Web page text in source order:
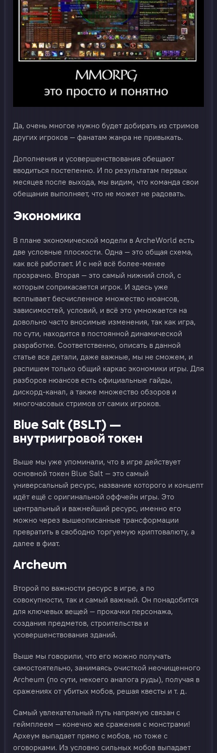
Да, очень многое нужно будет добирать из стримов
других игроков — фанатам жанра не привыкать.
Дополнения и усовершенствования обещают
вводиться постепенно. И по результатам первых
месяцев после выхода, мы видим, что команда свои
обещания выполняет, что не может не радовать.
Экономика
В плане экономической модели в ArcheWorld есть
две условные плоскости. Одна — это общая схема,
как всё работает. И с ней всё более-менее
прозрачно. Вторая — это самый нижний слой, с
которым соприкасается игрок. И здесь уже
всплывает бесчисленное множество нюансов,
зависимостей, условий, и всё это умножается на
довольно часто вносимые изменения, так как игра,
по сути, находится в постоянной динамической
разработке. Соответственно, описать в данной
статье все детали, даже важные, мы не сможем, и
распишем только общий каркас экономики игры. Для
разборов нюансов есть официальные гайды,
дискорд-канал, а также множество обзоров и
многочасовых стримов от самих игроков.
Blue Salt (BSLT) —
внутриигровой токен
Выше мы уже упоминали, что в игре действует
основной токен Blue Salt — это самый
универсальный ресурс, название которого и концепт
идёт ещё с оригинальной оффчейн игры. Это
центральный и важнейший ресурс, именно его
можно через вышеописанные трансформации
превратить в свободно торгуемую криптовалюту, а
далее в фиат.
Archeum
Второй по важности ресурс в игре, а по
совокупности, так и самый важный. Он понадобится
для ключевых вещей — прокачки персонажа,
создания предметов, строительства и
усовершенствования зданий.
Выше мы говорили, что его можно получать
самостоятельно, занимаясь очисткой неочищенного
Archeum (по сути, некоего аналога руды), получая в
сражениях от убитых мобов, решая квесты и т. д.
Самый увлекательный путь напрямую связан с
геймплеем — конечно же сражения с монстрами!
Археум выпадает прямо с мобов, но тоже с
оговорками. Из условно сильных мобов выпадает